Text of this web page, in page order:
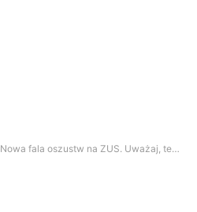
Nowa fala oszustw na ZUS. Uważaj, teraz przestępcy pukają do drzwi!